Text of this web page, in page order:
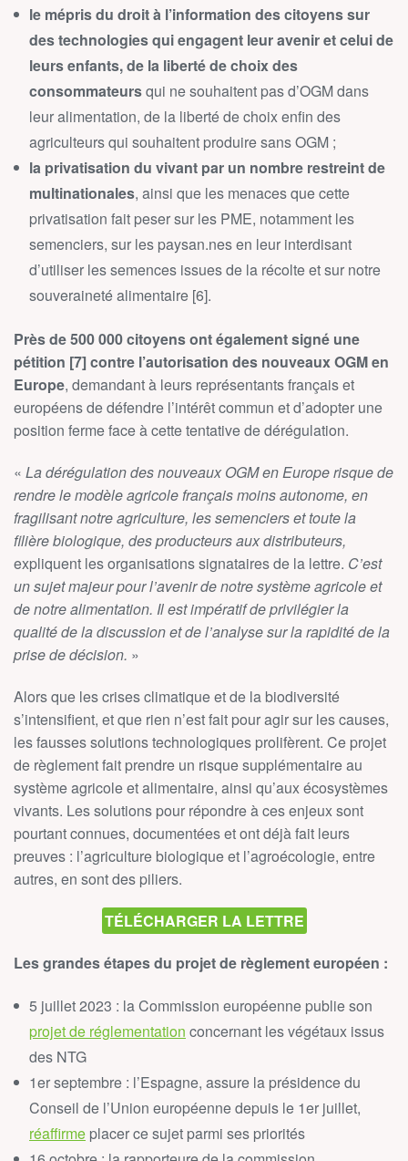
le mépris du droit à l’information des citoyens sur
des technologies qui engagent leur avenir et celui de
leurs enfants, de la liberté de choix des
consommateursqui ne souhaitent pas d’OGM dans
leur alimentation, de la liberté de choix enfin des
agriculteurs qui souhaitent produire sans OGM ;
la privatisation du vivant par un nombre restreint de
multinationales, ainsi que les menaces que cette
privatisation fait peser sur les PME, notamment les
semenciers, sur les paysan.nes en leur interdisant
d’utiliser les semences issues de la récolte et sur notre
souveraineté alimentaire [6].
Près de 500 000 citoyens ont également signé une
pétition [7] contre l’autorisation des nouveaux OGM en
Europe, demandant à leurs représentants français et
européens de défendre l’intérêt commun et d’adopter une
position ferme face à cette tentative de dérégulation.
« La dérégulation des nouveaux OGM en Europe risque de
rendre le modèle agricole français moins autonome, en
fragilisant notre agriculture, les semenciers et toute la
filière biologique, des producteurs aux distributeurs,
expliquent les organisations signataires de la lettre. C’est
un sujet majeur pour l’avenir de notre système agricole et
de notre alimentation. Il est impératif de privilégier la
qualité de la discussion et de l’analyse sur la rapidité de la
prise de décision. »
Alors que les crises climatique et de la biodiversité
s’intensifient, et que rien n’est fait pour agir sur les causes,
les fausses solutions technologiques prolifèrent. Ce projet
de règlement fait prendre un risque supplémentaire au
système agricole et alimentaire, ainsi qu’aux écosystèmes
vivants. Les solutions pour répondre à ces enjeux sont
pourtant connues, documentées et ont déjà fait leurs
preuves : l’agriculture biologique et l’agroécologie, entre
autres, en sont des piliers.
TÉLÉCHARGER LA LETTRE
Les grandes étapes du projet de règlement européen :
5 juillet 2023 : la Commission européenne publie son
projet de réglementation concernant les végétaux issus
des NTG
1er septembre : l’Espagne, assure la présidence du
Conseil de l’Union européenne depuis le 1er juillet,
réaffirme placer ce sujet parmi ses priorités